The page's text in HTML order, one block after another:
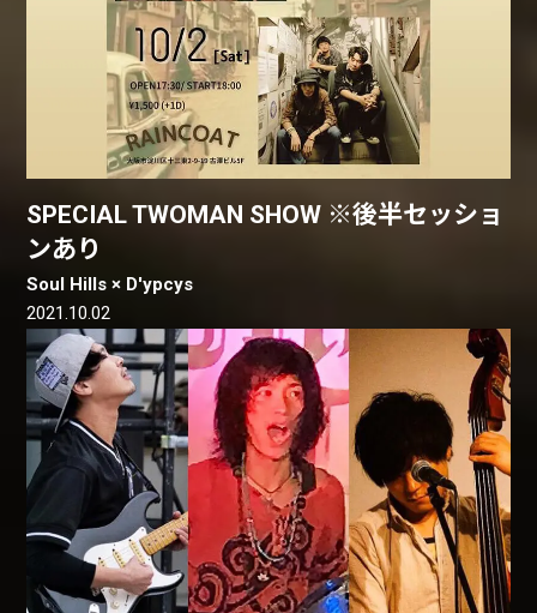
SPECIAL TWOMAN SHOW ※後半セッショ
ンあり
Soul Hills × D'ypcys
2021.10.02